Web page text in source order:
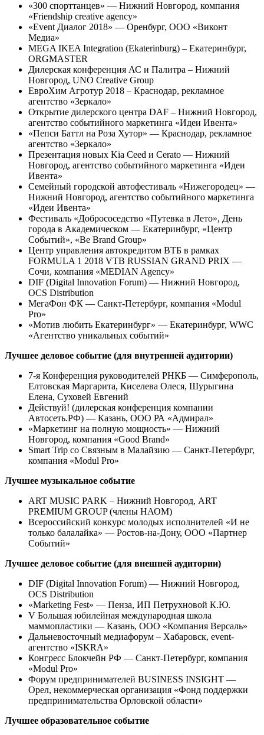
«300 спорттанцев» — Нижний Новгород, компания
«Friendship creative agency»
«Event Диалог 2018» — Оренбург, ООО «Виконт
Медиа»
MEGA IKEA Integration (Ekaterinburg) – Екатеринбург,
ORGMASTER
Дилерская конференция АС и Палитра – Нижний
Новгород, UNO Creative Group
ЕвроХим Агротур 2018 – Краснодар, рекламное
агентство «Зеркало»
Открытие дилерского центра DAF – Нижний Новгород,
агентство событийного маркетинга «Идеи Ивента»
«Пепси Баттл на Роза Хутор» — Краснодар, рекламное
агентство «Зеркало»
Презентация новых Kia Ceed и Cerato — Нижний
Новгород, агентство событийного маркетинга «Идеи
Ивента»
Семейный городской автофестиваль «Нижегородец» —
Нижний Новгород, агентство событийного маркетинга
«Идеи Ивента»
Фестиваль «Добрососедство «Путевка в Лето», День
города в Академическом — Екатеринбург, «Центр
Событий», «Be Brand Group»
Центр управления автокредитом ВТБ в рамках
FORMULA 1 2018 VTB RUSSIAN GRAND PRIX —
Сочи, компания «MEDIAN Agency»
DIF (Digital Innovation Forum) — Нижний Новгород,
OCS Distribution
МегаФон ФК — Санкт-Петербург, компания «Modul
Pro»
«Мотив любить Екатеринбург» — Екатеринбург, WWC
«Агентство уникальных событий»
Лучшее деловое событие (для внутренней аудитории)
7-я Конференция руководителей РНКБ — Симферополь,
Елтовская Маргарита, Киселева Олеся, Шурыгина
Елена, Суховей Евгений
Действуй! (дилерская конференция компании
Автосеть.РФ) — Казань, ООО РА «Адмирал»
«Маркетинг на полную мощность» — Нижний
Новгород, компания «Good Brand»
Smart Trip со Связным в Малайзию — Санкт-Петербург,
компания «Modul Pro»
Лучшее музыкальное событие
ART MUSIC PARK – Нижний Новгород, ART
PREMIUM GROUP (члены НАОМ)
Всероссийский конкурс молодых исполнителей «И не
только балалайка» — Ростов-на-Дону, ООО «Партнер
Событий»
Лучшее деловое событие (для внешней аудитории)
DIF (Digital Innovation Forum) — Нижний Новгород,
OCS Distribution
«Marketing Fest» — Пенза, ИП Петрухновой К.Ю.
V Большая юбилейная международная школа
маммопластики — Казань, ООО «Компания Версаль»
Дальневосточный медиафорум – Хабаровск, event-
агентство «ISKRA»
Конгресс Блокчейн РФ — Санкт-Петербург, компания
«Modul Pro»
Форум предпринимателей BUSINESS INSIGHT —
Орел, некоммерческая организация «Фонд поддержки
предпринимательства Орловской области»
Лучшее образовательное событие